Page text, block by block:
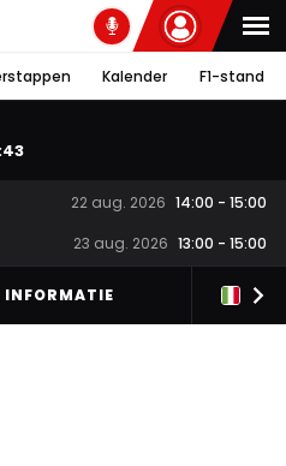
Kalender F1-stand
:42
22 aug. 2026 14:00 - 15:00
23 aug. 2026 13:00 - 15:00
INFORMATIE